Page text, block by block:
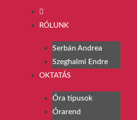
RÓLUNK
Serbán Andrea
Szeghalmi Endre
OKTATÁS
Óra típusok
Órarend